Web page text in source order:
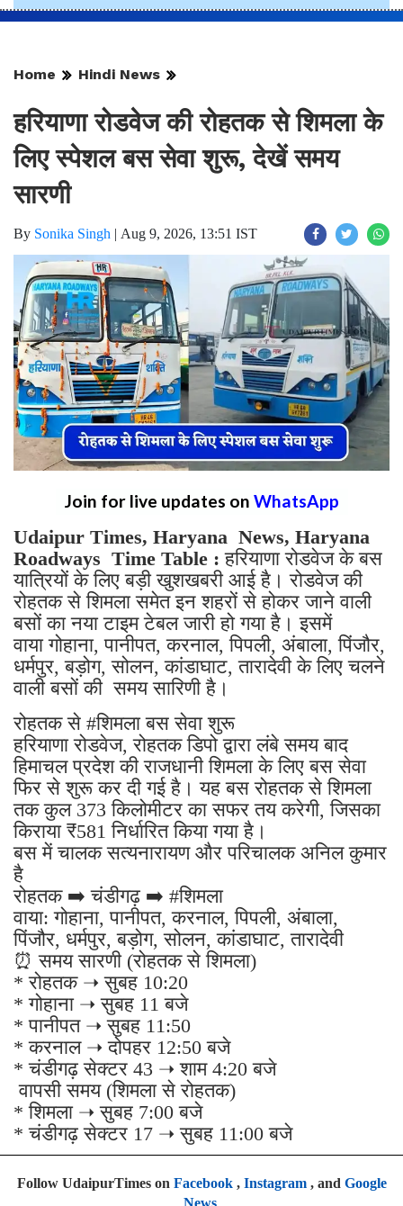
Home Hindi News
हरियाणा रोडवेज की रोहतक से शिमला के
लिए स्पेशल बस सेवा शुरू, देखें समय
सारणी
By Sonika Singh | Aug 9, 2026, 13:51 IST
Join for live updates on WhatsApp
Udaipur Times, Haryana News, Haryana
Roadways Time Table : हरियाणा रोडवेज के बस
यात्रियों के लिए बड़ी खुशखबरी आई है। रोडवेज की
रोहतक से शिमला समेत इन शहरों से होकर जाने वाली
बसों का नया टाइम टेबल जारी हो गया है। इसमें
वाया गोहाना, पानीपत, करनाल, पिपली, अंबाला, पिंजौर,
धर्मपुर, बड़ोग, सोलन, कांडाघाट, तारादेवी के लिए चलने
वाली बसों की समय सारिणी है।
रोहतक से #शिमला बस सेवा शुरू
हरियाणा रोडवेज, रोहतक डिपो द्वारा लंबे समय बाद
हिमाचल प्रदेश की राजधानी शिमला के लिए बस सेवा
फिर से शुरू कर दी गई है। यह बस रोहतक से शिमला
तक कुल 373 किलोमीटर का सफर तय करेगी, जिसका
किराया ₹581 निर्धारित किया गया है।
बस में चालक सत्यनारायण और परिचालक अनिल कुमार
है
रोहतक ➡️ चंडीगढ़ ➡️ #शिमला
वाया: गोहाना, पानीपत, करनाल, पिपली, अंबाला,
पिंजौर, धर्मपुर, बड़ोग, सोलन, कांडाघाट, तारादेवी
⏰ समय सारणी (रोहतक से शिमला)
* रोहतक ➝ सुबह 10:20
* गोहाना ➝ सुबह 11 बजे
* पानीपत ➝ सुबह 11:50
* करनाल ➝ दोपहर 12:50 बजे
* चंडीगढ़ सेक्टर 43 ➝ शाम 4:20 बजे
वापसी समय (शिमला से रोहतक)
* शिमला ➝ सुबह 7:00 बजे
* चंडीगढ़ सेक्टर 17 ➝ सुबह 11:00 बजे
Follow UdaipurTimes on Facebook, Instagram, and Google
News